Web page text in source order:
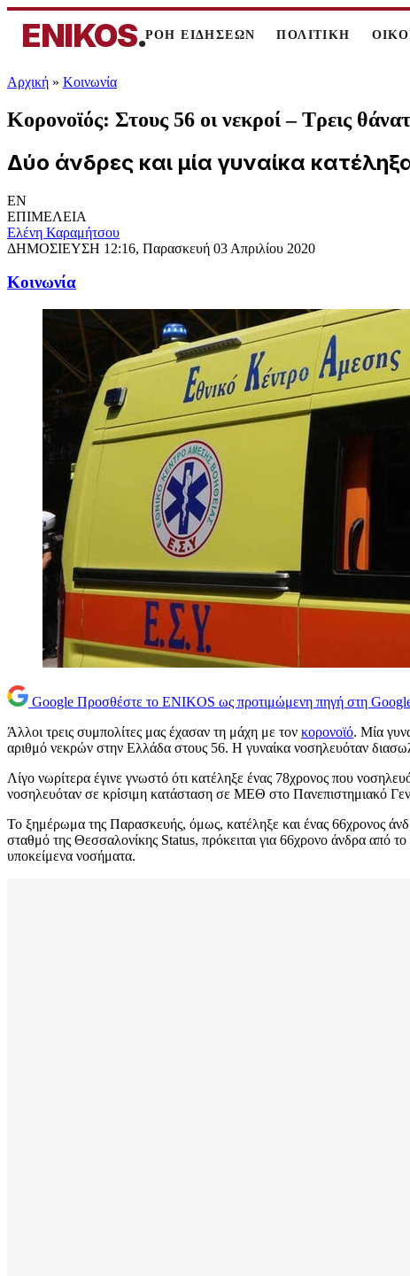
ENIKOS.ΡΟΗ ΕΙΔΗΣΕΩΝ ΠΟΛΙΤΙΚΗ
Αρχική » Κοινωνία
Κορονοϊός: Στους 56 οι νεκροί – Τρεις
Δύο άνδρες και μία γυναίκα
EN
ΕΠΙΜΕΛΕΙΑ
Ελένη Καραμήτσου
ΔΗΜΟΣΙΕΥΣΗ 12:16, Παρασκευή 03 Απριλίου 2020
Κοινωνία
Google Προσθέστε το ENIKOS ως προτιμώμενη πηγή στη
Άλλοι τρεις συμπολίτες μας έχασαν τη μάχη με τον κορονοϊό. Μία
αριθμό νεκρών στην Ελλάδα στους 56. Η γυναίκα νοσηλευόταν
Λίγο νωρίτερα έγινε γνωστό ότι κατέληξε ένας 78χρονος που
νοσηλευόταν σε κρίσιμη κατάσταση σε ΜΕΘ στο Πανεπιστημιακό
Το ξημέρωμα της Παρασκευής, όμως, κατέληξε και ένας 66χρονος
σταθμό της Θεσσαλονίκης Status, πρόκειται για 66χρονο άνδρα από
υποκείμενα νοσήματα.